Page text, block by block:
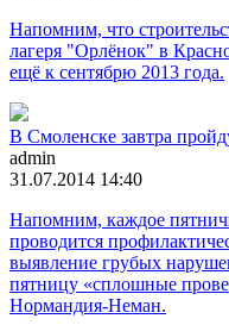
Напомним, что
лагеря "Орлёнок" в
ещё к сентябрю 2013 года.
В Смоленске завтра
admin
31.07.2014 14:40
Напомним, каждое
проводится
выявление грубых
пятницу «сплошные
Нормандия-Неман.